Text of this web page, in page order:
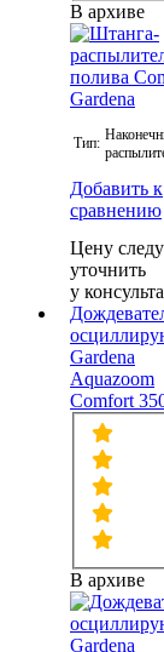
В архиве
Тип:
Добавить к
сравнению
Цену
уточнить
у
Gardena
Aquazoom
Comfort
В архиве